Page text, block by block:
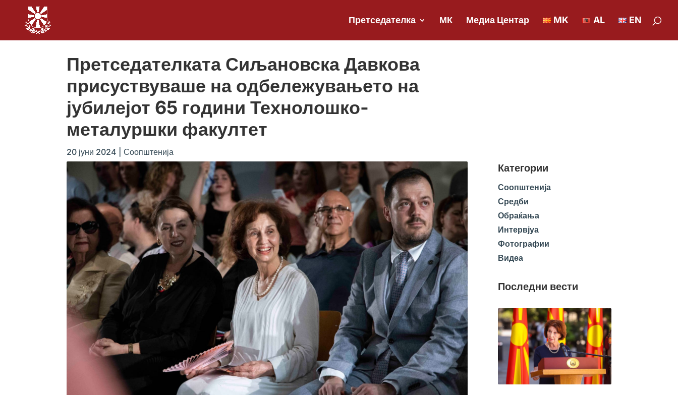
Претседателка МК Медиа Центар MK AL EN
Претседателката Сиљановска Давкова
присуствуваше на одбележувањето на
јубилејот 65 години Технолошко-
металуршки факултет
20 јуни 2024 Соопштенија
Категории
Соопштенија
Средби
Обраќања
Интервјуа
Фотографии
Видеа
Последни вести